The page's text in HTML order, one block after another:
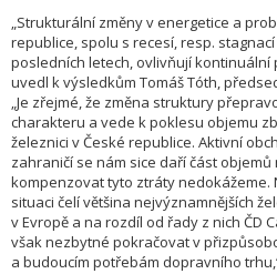
„Strukturální změny v energetice a
republice, spolu s recesí, resp.
posledních letech, ovlivňují kontinuální
uvedl k výsledkům Tomáš Tóth,
„Je zřejmé, že změna struktury
charakteru a vede k poklesu objemu
železnici v České republice. Aktivní
zahraničí se nám sice daří část
kompenzovat tyto ztráty nedokážeme.
situaci čelí většina nejvýznamnějších
v Evropě a na rozdíl od řady z nich ČD
však nezbytné pokračovat v
a budoucím potřebám dopravního